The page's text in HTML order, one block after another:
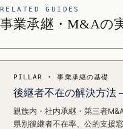
RELATED GUIDES
事業承継・M&Aの
PILLAR · 事業承継の基礎
後継者不在の解決方法
親族内・社内承継・第三者
県別後継者不在率、公的支援